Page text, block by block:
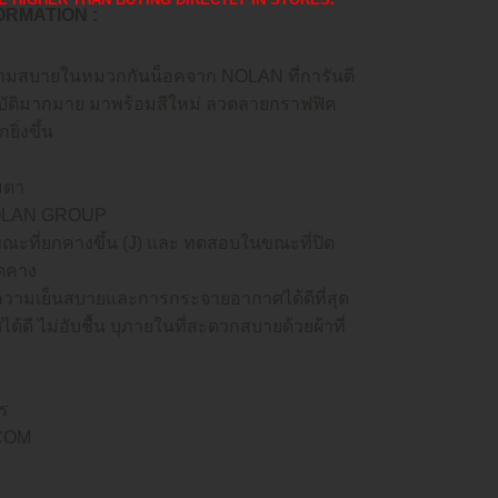
:
สบายในหมวกกันน็อคจาก NOLAN ที่การันตี
มากมาย มาพร้อมสีใหม่ ลวดลายกราฟฟิค
ยิ่งขึ้น
า
GROUP
ะที่ยกคางขึ้น (J) และ ทดสอบในขณะที่ปิด
าง
ามเย็นสบายและการกระจายอากาศได้ดีที่สุด
ด้ดี ไม่อับชื้น บุภายในที่สะดวกสบายด้วยผ้าที่